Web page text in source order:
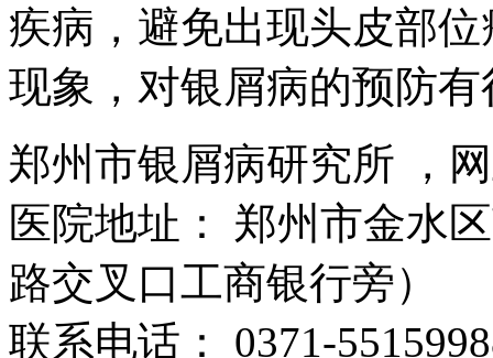
疾病，避免出现头皮部
现象，对银屑病的预防
郑州市银屑病研究所 ，
医院地址： 郑州市金水
路交叉口工商银行旁）
联系电话： 0371-